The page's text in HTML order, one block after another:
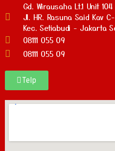
Gd. Wirausaha Lt.1 Unit 104
Jl. HR. Rasuna Said Kav
Kec. Setiabudi - Jakarta
08111 055 09
08111 055 09
Telp